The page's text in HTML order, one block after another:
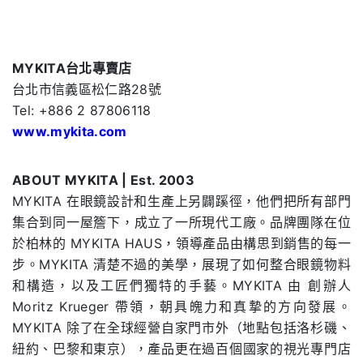
MYKITA台北專賣店
台北市信義區松仁路28號
Tel: +886 2 87806118
www.mykita.com
ABOUT MYKITA | Est. 2003
MYKITA 在眼鏡設計和生產上另闢蹊徑，他們把所有部門
集合到同一屋簷下，成立了一所現代工廠。品牌團隊在位
於柏林的 MYKITA HAUS，領導產品由構思到銷售的每一
步。MYKITA 清楚不過的美學，展現了如何整合眼鏡物料
和構造，以及工匠們獨特的手藝。MYKITA 由 創辦人
Moritz Krueger 帶領，朝具魄力和真摯的方向發展。
MYKITA 除了在全球經營自家門市外（地點包括洛杉磯、
紐約、巴黎和東京），產品更在過百個國家的視光專門店